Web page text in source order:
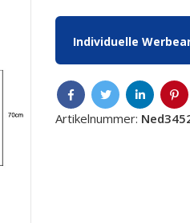
Individuelle
Artikelnummer: